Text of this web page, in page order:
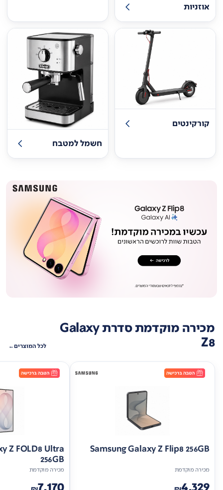
אוזניות
קורקינטים
חשמל למטבח
מכירה מוקדמת סדרת Galaxy
Z8 לכל המוצרים
Samsung Galaxy Z Flip8 256GB
מכירה מוקדמת
Z FOLD8 Ultra
256GB
מכירה מוקדמת